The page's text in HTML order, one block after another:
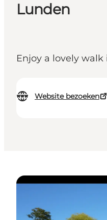
Lunden
Enjoy a lovely
Website bezoeken